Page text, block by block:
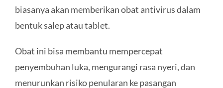
biasanya akan memberikan obat antivirus dalam
bentuk salep atau tablet.
Obat ini bisa membantu mempercepat
penyembuhan luka, mengurangi rasa nyeri, dan
menurunkan risiko penularan ke pasangan